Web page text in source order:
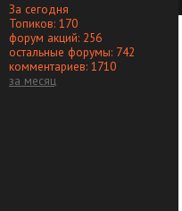
За сегодня
Топиков: 170
форум акций: 256
остальные форумы: 742
комментариев: 1710
за месяц